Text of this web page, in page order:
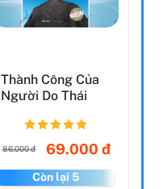
Thành Công Của
Người Do Thái
86.000 đ 69.000 đ
Còn lại 5